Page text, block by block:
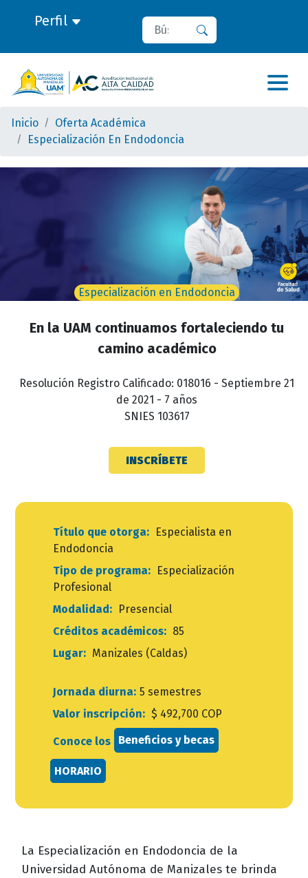
Perfil Buscar
Inicio
Oferta Académica
Especialización En Endodoncia
Especialización en Endodoncia
En la UAM continuamos fortaleciendo tu
camino académico
Resolución Registro Calificado: 018016 - Septiembre 21
de 2021 - 7 años
SNIES 103617
INSCRÍBETE
Título que otorga:Especialista en
Endodoncia
Tipo de programa:Especialización
Profesional
Modalidad:Presencial
Créditos académicos:85
Lugar:Manizales (Caldas)
Jornada diurna:5 semestres
Valor inscripción:$ 492,700 COP
Conoce los Beneficios y becas
HORARIO
La Especialización en Endodoncia de la
Universidad Autónoma de Manizales te brinda